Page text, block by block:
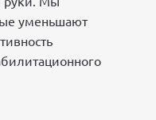
уменьшают